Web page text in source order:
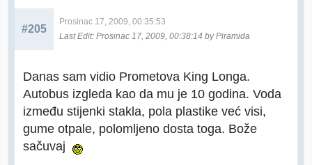
#205
Prosinac 17, 2009, 00:35:53
Last Edit: Prosinac 17, 2009, 00:38:14 by Piramida
Danas sam vidio Prometova King Longa.
Autobus izgleda kao da mu je 10 godina. Voda
između stijenki stakla, pola plastike već visi,
gume otpale, polomljeno dosta toga. Bože
sačuvaj